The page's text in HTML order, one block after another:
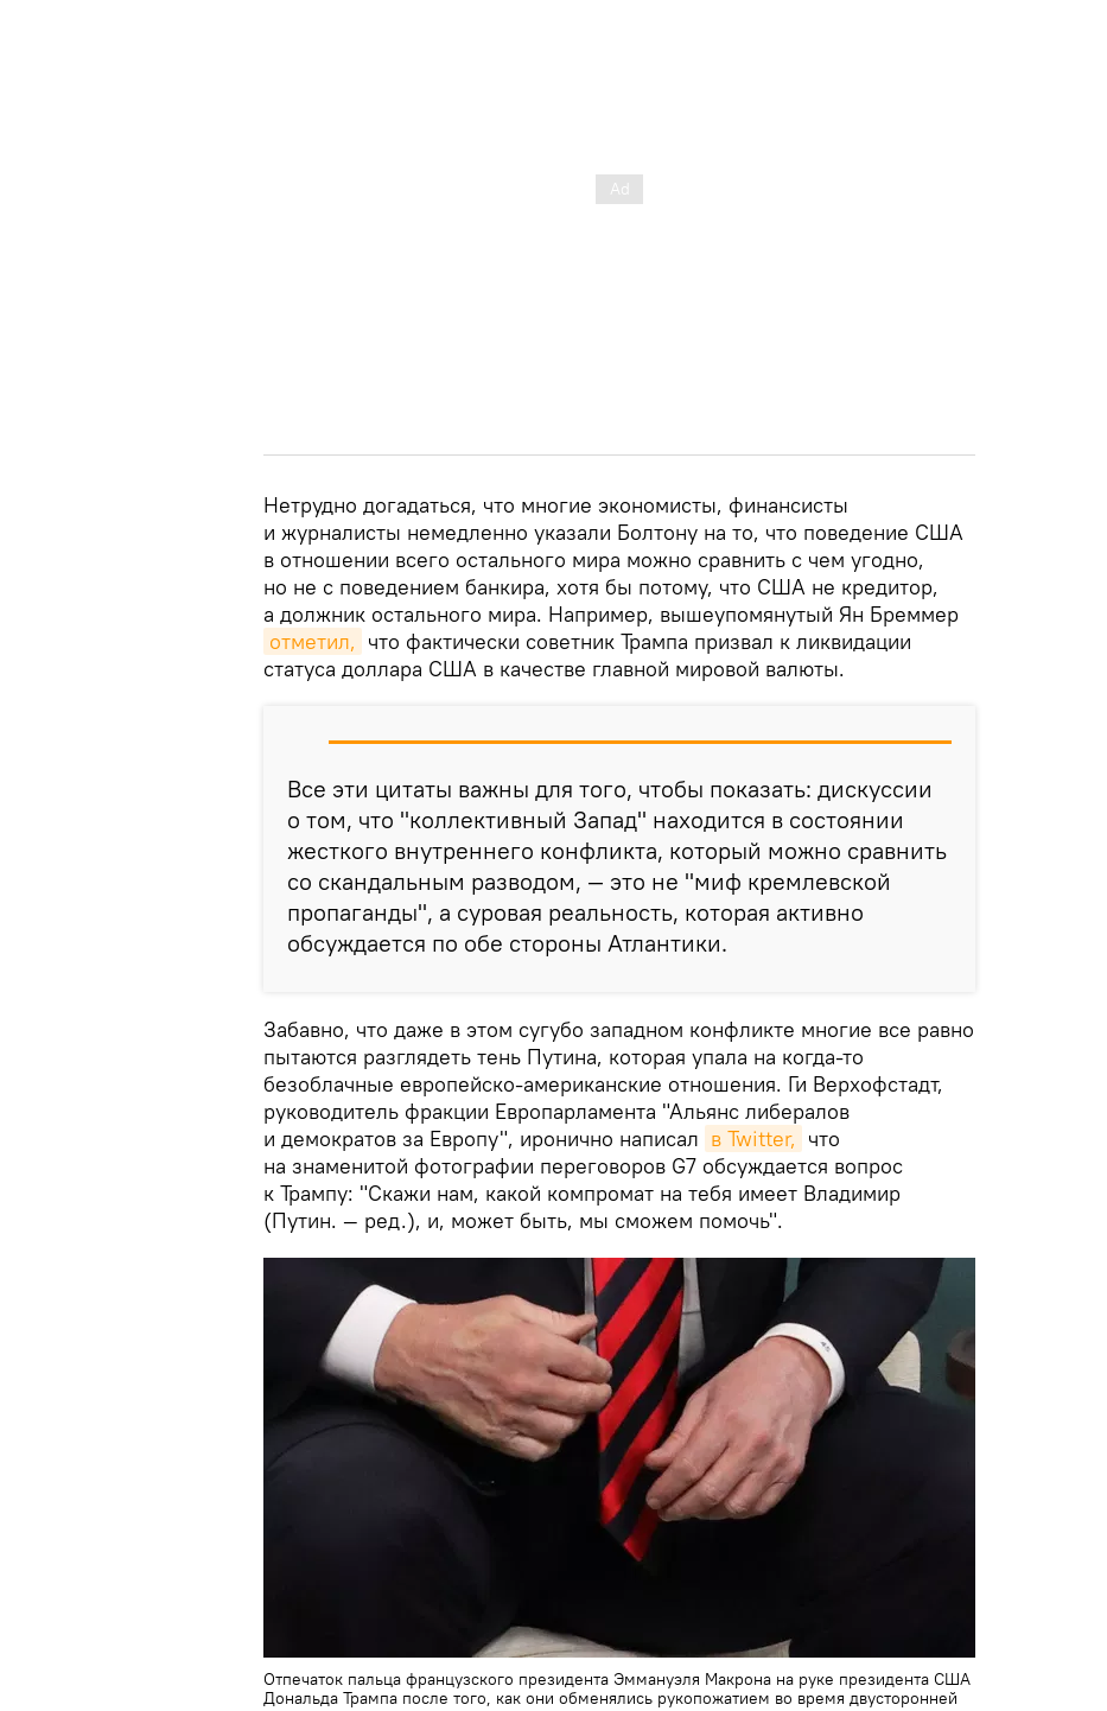
Нетрудно догадаться, что многие экономисты, финансисты
и журналисты немедленно указали Болтону на то, что поведение США
в отношении всего остального мира можно сравнить с чем угодно,
но не с поведением банкира, хотя бы потому, что США не кредитор,
а должник остального мира. Например, вышеупомянутый Ян Бреммер
отметил, что фактически советник Трампа призвал к ликвидации
статуса доллара США в качестве главной мировой валюты.
Все эти цитаты важны для того, чтобы показать: дискуссии
о том, что "коллективный Запад" находится в состоянии
жесткого внутреннего конфликта, который можно сравнить
со скандальным разводом, — это не "миф кремлевской
пропаганды", а суровая реальность, которая активно
обсуждается по обе стороны Атлантики.
Забавно, что даже в этом сугубо западном конфликте многие все равно
пытаются разглядеть тень Путина, которая упала на когда-то
безоблачные европейско-американские отношения. Ги Верхофстадт,
руководитель фракции Европарламента "Альянс либералов
и демократов за Европу", иронично написал в Twitter, что
на знаменитой фотографии переговоров G7 обсуждается вопрос
к Трампу: "Скажи нам, какой компромат на тебя имеет Владимир
(Путин. — ред.), и, может быть, мы сможем помочь".
Отпечаток пальца французского президента Эммануэля Макрона на руке президента США
Дональда Трампа после того, как они обменялись рукопожатием во время двусторонней